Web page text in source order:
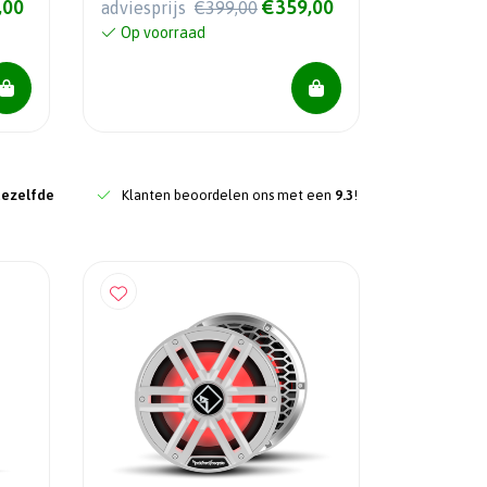
adviesprijs €399,00 €359,00
Op voorraad
Klanten beoordelen ons met een 9.3!